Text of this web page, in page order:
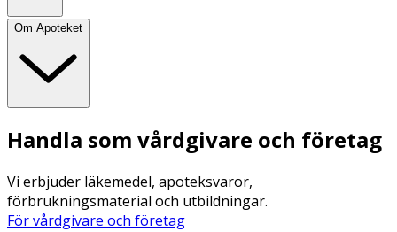
Om Apoteket
Handla som vårdgivare och företag
Vi erbjuder läkemedel, apoteksvaror,
förbrukningsmaterial och utbildningar.
För vårdgivare och företag